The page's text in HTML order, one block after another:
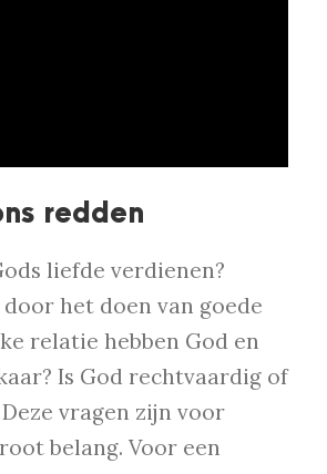
redden
liefde verdienen?
het doen van goede
relatie hebben God en
Is God rechtvaardig of
vragen zijn voor
belang. Voor een